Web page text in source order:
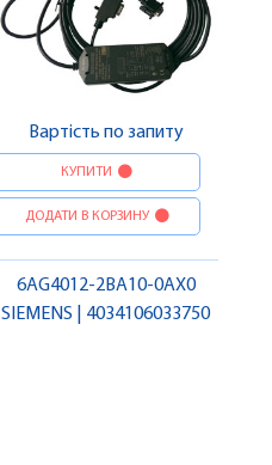
Вартість по запиту
КУПИТИ
ДОДАТИ В КОРЗИНУ
6AG4012-2BA10-0AX0
SIEMENS | 4034106033750